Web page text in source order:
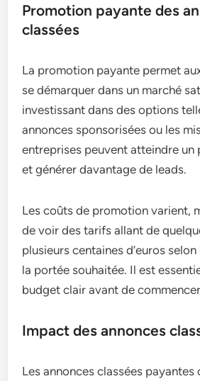
Promotion payante des
classées
La promotion payante permet
se démarquer dans un marché
investissant dans des options
annonces sponsorisées ou les
entreprises peuvent atteindre un
et générer davantage de leads.
Les coûts de promotion varient,
de voir des tarifs allant de
plusieurs centaines d’euros
la portée souhaitée. Il est
budget clair avant de
Impact des annonces
Les annonces classées